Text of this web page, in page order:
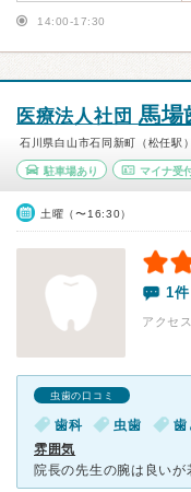
14:00-17:30
医療法人社団 馬場
石川県白山市石同新町（松任駅）
駐車場あり マイナ受
土曜（〜16:30）
1件
アクセ
虫歯の口コミ
歯科 虫歯 歯
雰囲気